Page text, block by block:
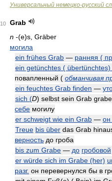
Универсальный немецко-русский
10
Grab
n -(e)s, Gräber
могила
ein frühes Grab — ранняя (
ein getünchtes (
повапленный ( обманчивая
ein feuchtes Grab finden —
sich (D) selbst sein Grab
себе могилу
er schweigt wie ein Grab — он
Treue bis über das Grab
верность до гроба
bis zum Grabe — до гробовой
er würde sich im Grabe (her)
разг. он перевернулся бы в